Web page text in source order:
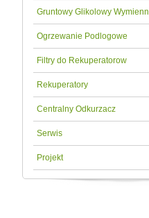
Gruntowy Glikolowy
Ogrzewanie Podlogowe
Filtry do Rekuperatorow
Rekuperatory
Centralny Odkurzacz
Serwis
Projekt